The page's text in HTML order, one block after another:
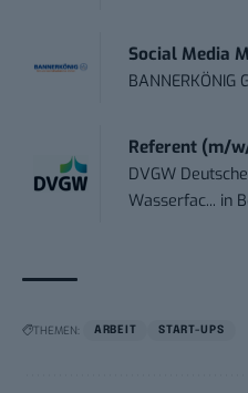
Social Media
BANNERKÖNIG
Referent (m/
DVGW
Wasserfac... in
THEMEN: ARBEIT START-UPS